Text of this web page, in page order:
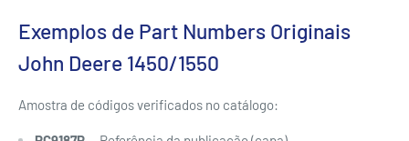
Exemplos de Part Numbers Originais
John Deere 1450/1550
Amostra de códigos verificados no catálogo: